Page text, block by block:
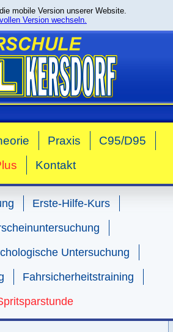
mobile Version unserer Website.
Version wechseln.
Praxis
C95/D95
Kontakt
Erste-Hilfe-Kurs
Untersuchung
Fahrsicherheitstraining